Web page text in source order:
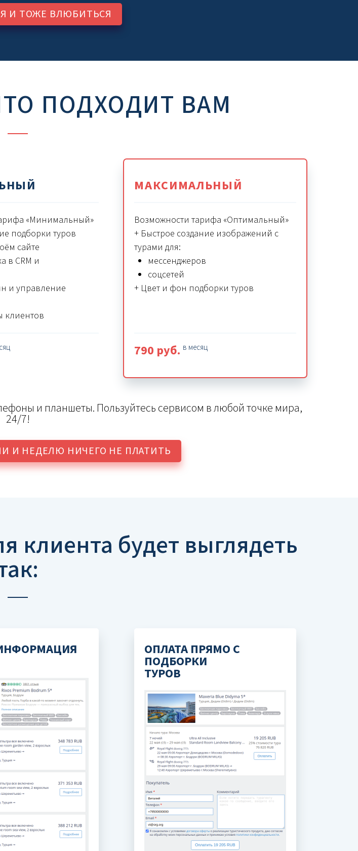
И ТОЖЕ ВЛЮБИТЬСЯ
ПОДХОДИТ ВАМ
«Минимальный»
подборки туров
сайте
в CRM и
и управление
клиентов
МАКСИМАЛЬНЫЙ
Возможности тарифа «Оптимальный»
+ Быстрое создание изображений с
турами для:
мессенджеров
соцсетей
+ Цвет и фон подборки туров
790 руб. в месяц
и планшеты. Пользуйтесь сервисом в любой точке мира,
24/7!
И НЕДЕЛЮ НИЧЕГО НЕ ПЛАТИТЬ
клиента будет выглядеть
ОПЛАТА ПРЯМО С
ПОДБОРКИ
ТУРОВ